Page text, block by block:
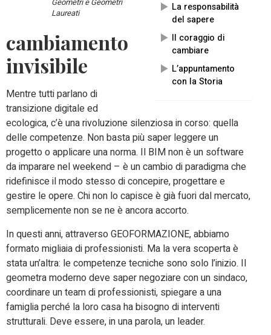
La responsabilità
del sapere
Il coraggio di
cambiare
L’appuntamento
con la Storia
Geometri e Geometri
Laureati
cambiamento
invisibile
Mentre tutti parlano di
transizione digitale ed
ecologica, c’è una rivoluzione silenziosa in corso: quella
delle competenze. Non basta più saper leggere un
progetto o applicare una norma. Il BIM non è un software
da imparare nel weekend – è un cambio di paradigma che
ridefinisce il modo stesso di concepire, progettare e
gestire le opere. Chi non lo capisce è già fuori dal mercato,
semplicemente non se ne è ancora accorto.
In questi anni, attraverso GEOFORMAZIONE, abbiamo
formato migliaia di professionisti. Ma la vera scoperta è
stata un’altra: le competenze tecniche sono solo l’inizio. Il
geometra moderno deve saper negoziare con un sindaco,
coordinare un team di professionisti, spiegare a una
famiglia perché la loro casa ha bisogno di interventi
strutturali. Deve essere, in una parola, un leader.